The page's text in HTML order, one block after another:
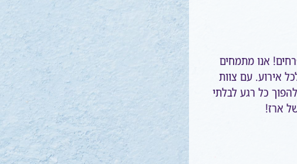
אנו מתמחים
אירוע. עם צוות
כל רגע לבלתי
ארז!